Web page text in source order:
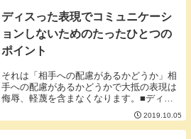
ディスった表現でコミュニケーシ
ョンしないためのたったひとつの
ポイント
それは「相手への配慮があるかどうか」相
手への配慮があるかどうかで大抵の表現は
侮辱、軽蔑を含まなくなります。■ディス
った表現してくる人はただ単に配慮が足り
ていないだけでいいアドバイスをしようと
している可能性もある。例えばアンドロイ
2019.10.05